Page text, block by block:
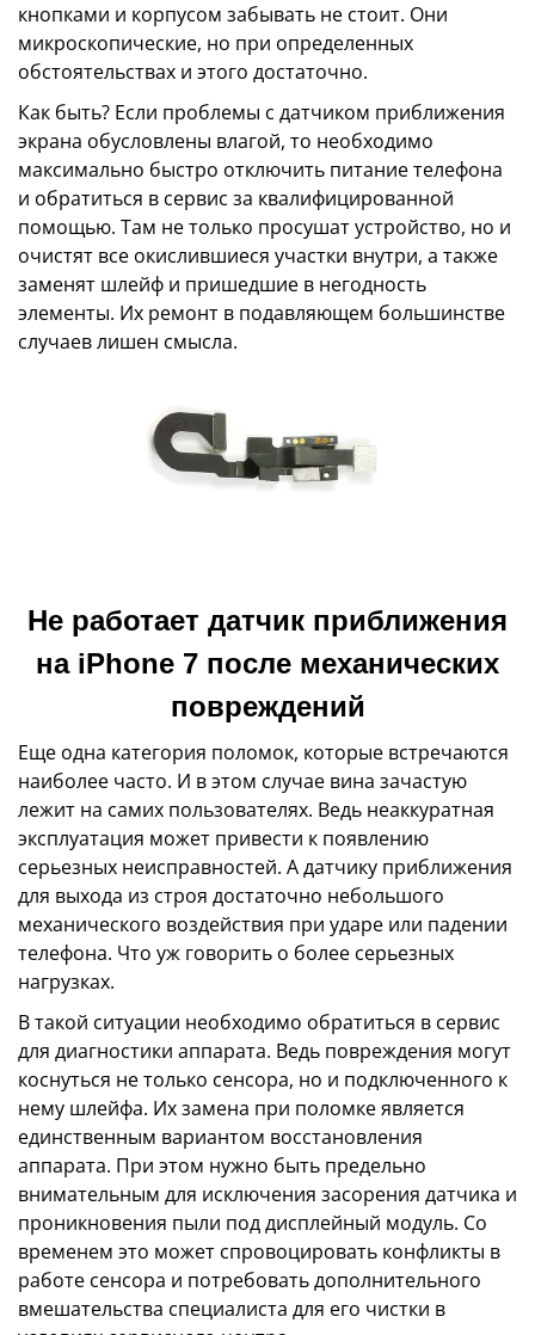
кнопками и корпусом забывать не стоит. Они
микроскопические, но при определенных
обстоятельствах и этого достаточно.
Как быть? Если проблемы с датчиком приближения
экрана обусловлены влагой, то необходимо
максимально быстро отключить питание телефона
и обратиться в сервис за квалифицированной
помощью. Там не только просушат устройство, но и
очистят все окислившиеся участки внутри, а также
заменят шлейф и пришедшие в негодность
элементы. Их ремонт в подавляющем большинстве
случаев лишен смысла.
Не работает датчик приближения
на iPhone 7 после механических
повреждений
Еще одна категория поломок, которые встречаются
наиболее часто. И в этом случае вина зачастую
лежит на самих пользователях. Ведь неаккуратная
эксплуатация может привести к появлению
серьезных неисправностей. А датчику приближения
для выхода из строя достаточно небольшого
механического воздействия при ударе или падении
телефона. Что уж говорить о более серьезных
нагрузках.
В такой ситуации необходимо обратиться в сервис
для диагностики аппарата. Ведь повреждения могут
коснуться не только сенсора, но и подключенного к
нему шлейфа. Их замена при поломке является
единственным вариантом восстановления
аппарата. При этом нужно быть предельно
внимательным для исключения засорения датчика и
проникновения пыли под дисплейный модуль. Со
временем это может спровоцировать конфликты в
работе сенсора и потребовать дополнительного
вмешательства специалиста для его чистки в